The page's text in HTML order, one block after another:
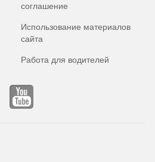
соглашение
Использование материалов
сайта
Работа для водителей